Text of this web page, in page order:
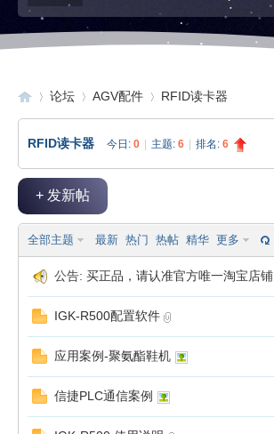
极»
论坛
›
AGV配件
›
RFID读卡器
RFID读卡器 今日: 0 主题: 6 排名: 6
+ 发新帖
全部主题 最新 热门 热帖 精华 更多
公告: 买正品，请认准官方唯一淘宝店铺
IGK-R500配置软件
应用案例-聚氨酯鞋机
信捷PLC通信案例